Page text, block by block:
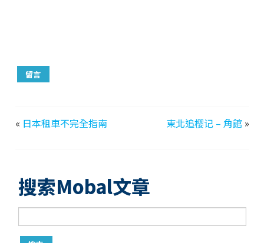
留言
« 日本租車不完全指南 東北追樱记 – 角館»
搜索Mobal文章